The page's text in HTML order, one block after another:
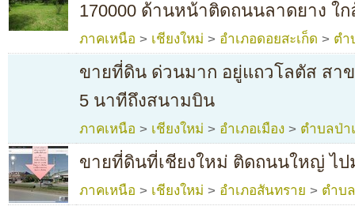
170000 ด้านหน้าติดถนนลาดยาง ใ
ภาคเหนือ > เชียงใหม่ > อำเภอดอยสะเก็ด > ตำ
ขายที่ดิน ด่วนมาก อยู่แถวโลตัส สาข
5 นาทีถึงสนามบิน
ภาคเหนือ > เชียงใหม่ > อำเภอเมือง > ตำบลป่า
ขายที่ดินที่เชียงใหม่ ติดถนนใหญ่ ไป
ภาคเหนือ > เชียงใหม่ > อำเภอสันทราย > ตำบ